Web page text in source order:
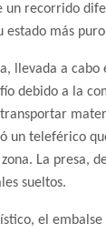
un recorrido
estado más
llevada a cabo
debido a la
un teleférico
La presa,
sueltos.
el